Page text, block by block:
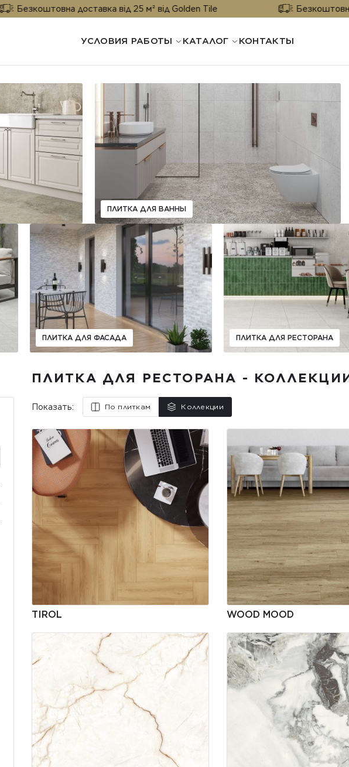
доставка від 25 м² від Golden Tile Безкоштовна
УСЛОВИЯ РАБОТЫ КАТАЛОГ КОНТАКТЫ
ПЛИТКА ДЛЯ ВАННЫ
ПЛИТКА ДЛЯ ФАСАДА ПЛИТКА ДЛЯ РЕСТОРАНА
ПЛИТКА ДЛЯ РЕСТОРАНА -
Показать: По плиткам Коллекции
TIROL WOOD MOOD